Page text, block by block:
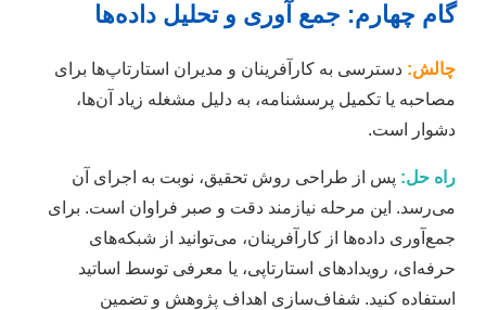
گام چهارم: جمع آوری و تحلیل داده‌ها
چالش: دسترسی به کارآفرینان و مدیران استارتاپ‌ها برای
مصاحبه یا تکمیل پرسشنامه، به دلیل مشغله زیاد آن‌ها،
دشوار است.
راه حل: پس از طراحی روش تحقیق، نوبت به اجرای آن
می‌رسد. این مرحله نیازمند دقت و صبر فراوان است. برای
جمع‌آوری داده‌ها از کارآفرینان، می‌توانید از شبکه‌های
حرفه‌ای، رویدادهای استارتاپی، یا معرفی توسط اساتید
استفاده کنید. شفاف‌سازی اهداف پژوهش و تضمین